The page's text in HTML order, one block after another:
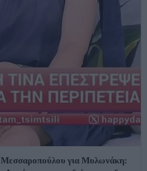
Μεσσαροπούλου για Μυλωνάκη: